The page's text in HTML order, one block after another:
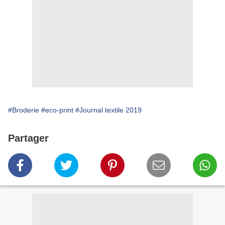
#Broderie #eco-print #Journal textile 2019
Partager